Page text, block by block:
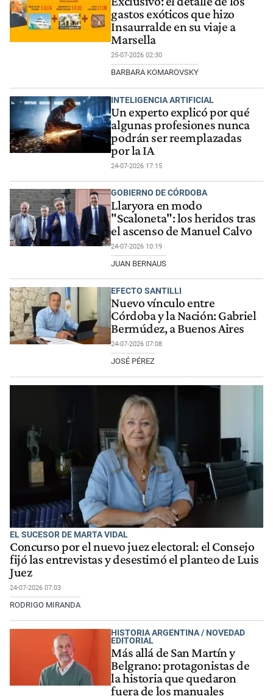
gastos exóticos que hizo
Insaurralde en su viaje a
Marsella
25-07-2026 02:30
BARBARA KOMAROVSKY
INTELIGENCIA ARTIFICIAL
Un experto explicó por qué
algunas profesiones nunca
podrán ser reemplazadas
por la IA
24-07-2026 17:15
GOBIERNO DE CÓRDOBA
Llaryora en modo
"Scaloneta": los heridos tras
el ascenso de Manuel Calvo
24-07-2026 10:19
JUAN BERNAUS
EFECTO SANTILLI
Nuevo vínculo entre
Córdoba y la Nación: Gabriel
Bermúdez, a Buenos Aires
24-07-2026 07:08
JOSÉ PÉREZ
EL SUCESOR DE MARTA VIDAL
Concurso por el nuevo juez electoral: el Consejo
fijó las entrevistas y desestimó el planteo de Luis
Juez
24-07-2026 07:03
RODRIGO MIRANDA
HISTORIA ARGENTINA / NOVEDAD
EDITORIAL
Más allá de San Martín y
Belgrano: protagonistas de
la historia que quedaron
fuera de los manuales